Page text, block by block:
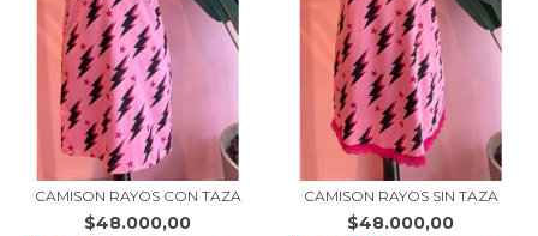
CAMISON RAYOS CON TAZA
$48.000,00
CAMISON RAYOS SIN TAZA
$48.000,00